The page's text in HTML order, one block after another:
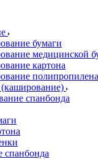
бумаги
медицинской
картона
полипропилена
спанбонда
спанбонда